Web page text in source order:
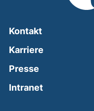
Kontakt
Karriere
Presse
Intranet(external